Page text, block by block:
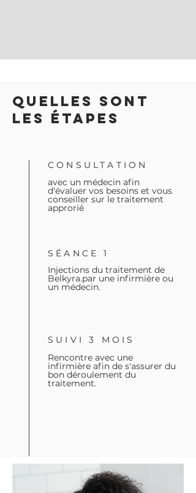
QUELLES SONT
LES ÉTAPES
CONSULTATION
avec un médecin afin
d'évaluer vos besoins et vous
conseiller sur le traitement
approrié
SÉANCE 1
Injections du traitement de
Belkyra.par une infirmière ou
un médecin.
SUIVI 3 MOIS
Rencontre avec une
infirmière afin de s'assurer du
bon déroulement du
traitement.